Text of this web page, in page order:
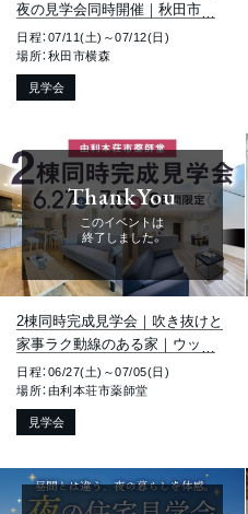
夜の見学会同時開催｜秋田市横
森
日程：07/11(土)～07/12(日)
場所：秋田市横森
見学会
ThankYou
このイベントは
終了しました。
2棟同時完成見学会｜吹き抜けと
家事ラク動線のある家｜ウッド
デッキとアスレチックのある家
｜由利本荘市薬師堂
日程：06/27(土)～07/05(日)
場所：由利本荘市薬師堂
見学会